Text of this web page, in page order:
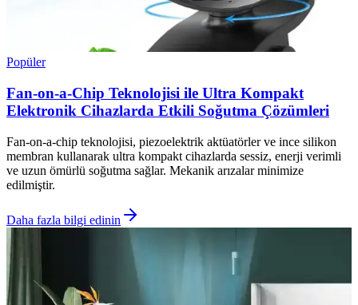
Popüler
Fan-on-a-Chip Teknolojisi ile Ultra Kompakt
Elektronik Cihazlarda Etkili Soğutma Çözümleri
Fan-on-a-chip teknolojisi, piezoelektrik aktüatörler ve ince silikon
membran kullanarak ultra kompakt cihazlarda sessiz, enerji verimli
ve uzun ömürlü soğutma sağlar. Mekanik arızalar minimize
edilmiştir.
Daha fazla bilgi edinin